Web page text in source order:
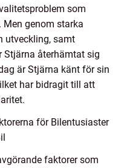
som
Men genom starka
utveckling, samt
Stjärna återhämtat sig
är Stjärna känt för sin
har bidragit till att
för Bilentusiaster
faktorer som